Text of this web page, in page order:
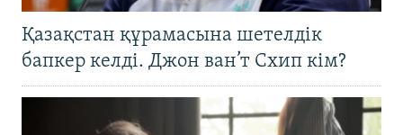
Қазақстан құрамасына шетелдік
бапкер келді. Джон ван’т Схип кім?